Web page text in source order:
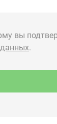
+7 (3513)
г. Миасс, п.
ул.